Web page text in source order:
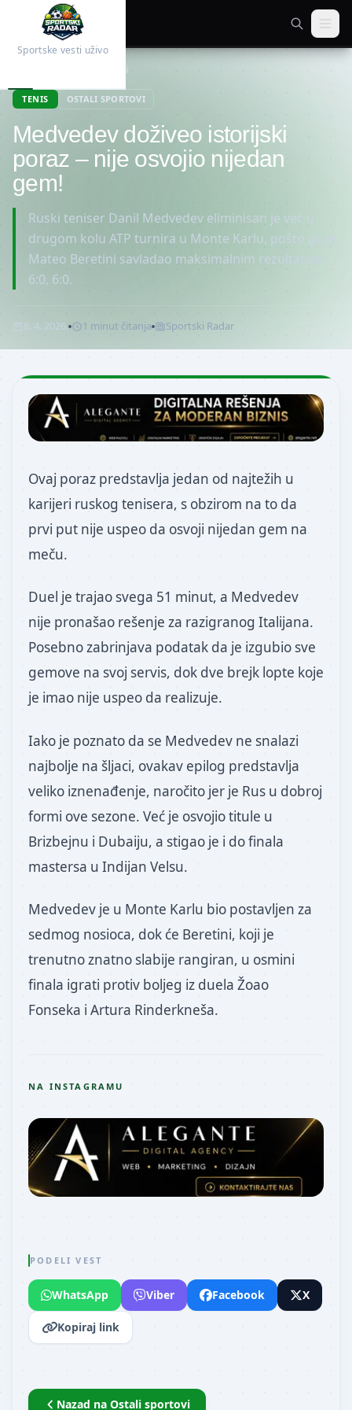
Sportske vesti uživo
Ostali sportovi
TENIS OSTALI SPORTOVI
Medvedev doživeo istorijski
poraz – nije osvojio nijedan
gem!
Ruski teniser Danil Medvedev eliminisan je već u
drugom kolu ATP turnira u Monte Karlu, pošto ga je
Mateo Beretini savladao maksimalnim rezultatom
6:0, 6:0.
8. 4. 2026. 1 minut čitanja Sportski Radar
Ovaj poraz predstavlja jedan od najtežih u
karijeri ruskog tenisera, s obzirom na to da
prvi put nije uspeo da osvoji nijedan gem na
meču.
Duel je trajao svega 51 minut, a Medvedev
nije pronašao rešenje za razigranog Italijana.
Posebno zabrinjava podatak da je izgubio sve
gemove na svoj servis, dok dve brejk lopte koje
je imao nije uspeo da realizuje.
Iako je poznato da se Medvedev ne snalazi
najbolje na šljaci, ovakav epilog predstavlja
veliko iznenađenje, naročito jer je Rus u dobroj
formi ove sezone. Već je osvojio titule u
Brizbejnu i Dubaiju, a stigao je i do finala
mastersa u Indijan Velsu.
Medvedev je u Monte Karlu bio postavljen za
sedmog nosioca, dok će Beretini, koji je
trenutno znatno slabije rangiran, u osmini
finala igrati protiv boljeg iz duela Žoao
Fonseka i Artura Rinderkneša.
NA INSTAGRAMU
PODELI VEST
WhatsApp Viber Facebook X
Kopiraj link
Nazad na Ostali sportovi